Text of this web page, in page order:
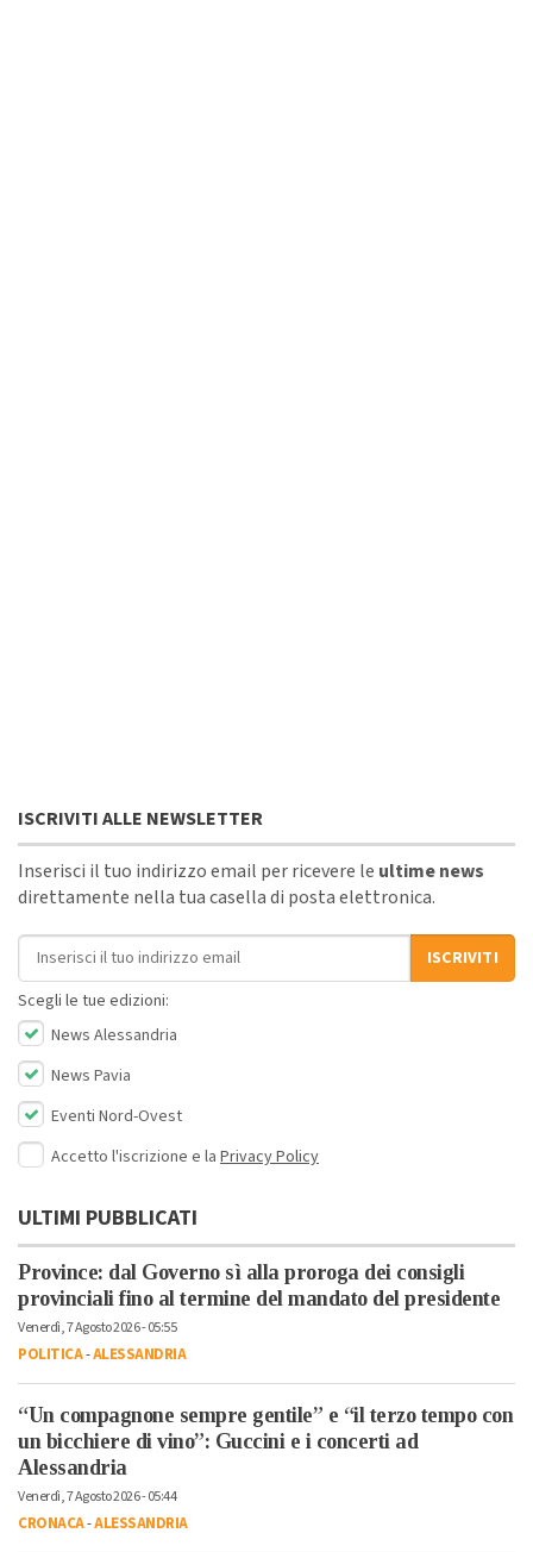
ISCRIVITI ALLE NEWSLETTER
Inserisci il tuo indirizzo email per ricevere le ultime news
direttamente nella tua casella di posta elettronica.
Indirizzo email
ISCRIVITI
Scegli le tue edizioni:
News Alessandria
News Pavia
Eventi Nord-Ovest
Accetto l'iscrizione e la Privacy Policy
ULTIMI PUBBLICATI
Province: dal Governo sì alla proroga dei consigli
provinciali fino al termine del mandato del presidente
Venerdì, 7 Agosto 2026 - 05:55
POLITICA-ALESSANDRIA
“Un compagnone sempre gentile” e “il terzo tempo con
un bicchiere di vino”: Guccini e i concerti ad
Alessandria
Venerdì, 7 Agosto 2026 - 05:44
CRONACA-ALESSANDRIA